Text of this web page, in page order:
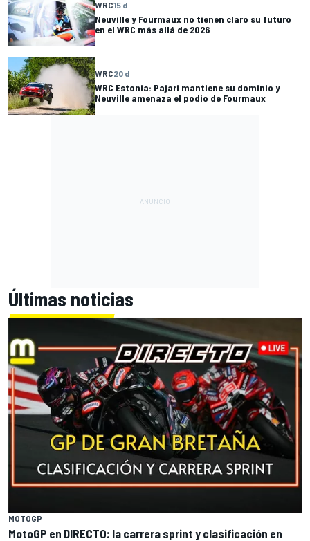
WRC15 d
Neuville y Fourmaux no tienen claro su futuro
en el WRC más allá de 2026
WRC20 d
WRC Estonia: Pajari mantiene su dominio y
Neuville amenaza el podio de Fourmaux
Últimas noticias
MOTOGP
MotoGP en DIRECTO: la carrera sprint y clasificación en